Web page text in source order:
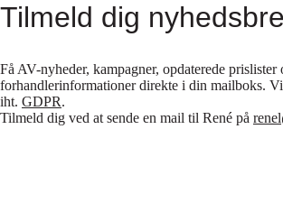
Tilmeld dig
Få AV-nyheder, kampagner, opdaterede prislister
forhandlerinformationer direkte i din mailboks.
iht. GDPR.
Tilmeld dig ved at sende en mail til René på